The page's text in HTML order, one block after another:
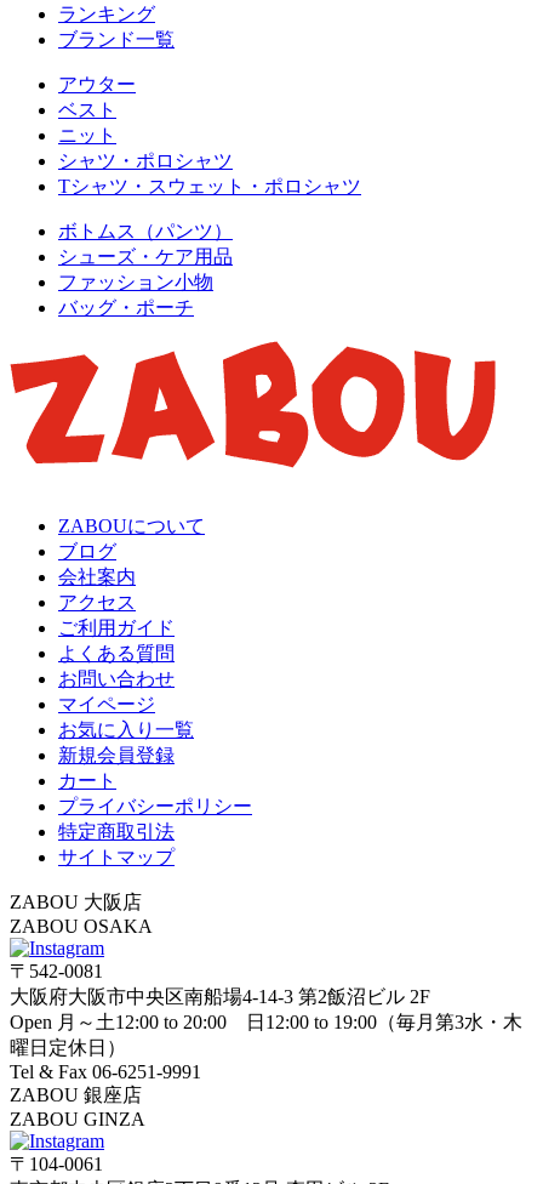
ランキング
ブランド一覧
アウター
ベスト
ニット
シャツ・ポロシャツ
Tシャツ・スウェット・ポロシャツ
ボトムス（パンツ）
シューズ・ケア用品
ファッション小物
バッグ・ポーチ
ZABOUについて
ブログ
会社案内
アクセス
ご利用ガイド
よくある質問
お問い合わせ
マイページ
お気に入り一覧
新規会員登録
カート
プライバシーポリシー
特定商取引法
サイトマップ
ZABOU 大阪店
ZABOU OSAKA
〒542-0081
大阪府大阪市中央区南船場4-14-3 第2飯沼ビル 2F
Open 月～土12:00 to 20:00 日12:00 to 19:00（毎月第3水・木
曜日定休日）
Tel & Fax 06-6251-9991
ZABOU 銀座店
ZABOU GINZA
〒104-0061